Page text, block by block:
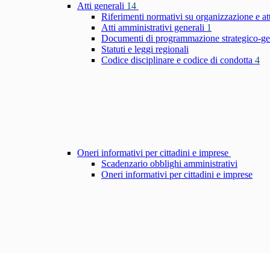
Atti generali 14
Riferimenti normativi su organizzazione e
Atti amministrativi generali 1
Documenti di programmazione strategico-
Statuti e leggi regionali
Codice disciplinare e codice di condotta 4
Oneri informativi per cittadini e imprese
Scadenzario obblighi amministrativi
Oneri informativi per cittadini e imprese